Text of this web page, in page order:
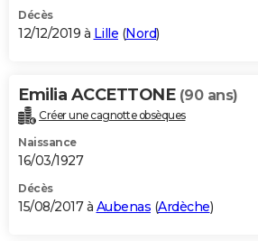
Décès
12/12/2019 à Lille (Nord)
Emilia ACCETTONE (90 ans)
Créer une cagnotte obsèques
Naissance
16/03/1927
Décès
15/08/2017 à Aubenas (Ardèche)